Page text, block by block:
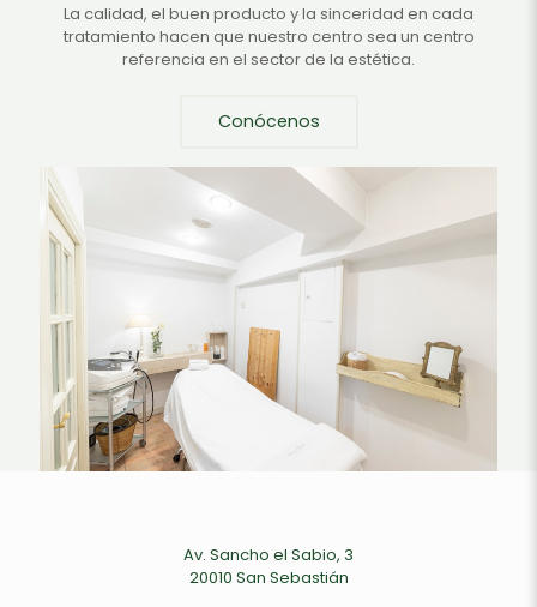
La calidad, el buen producto y la sinceridad en cada
tratamiento hacen que nuestro centro sea un centro
referencia en el sector de la estética.
Conócenos
Av. Sancho el Sabio, 3
20010 San Sebastián